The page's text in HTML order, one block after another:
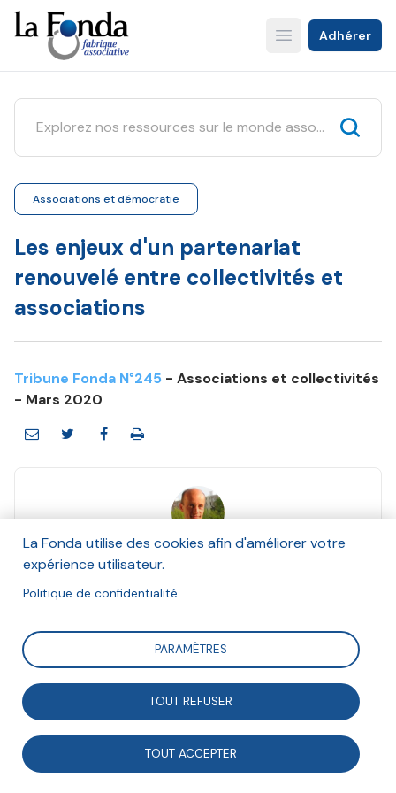
Aller
au
contenu
principal
Open main menu
Adhérer
Associations et démocratie
Les enjeux d'un partenariat
renouvelé entre collectivités et
associations
Tribune Fonda N°245 - Associations et collectivités
- Mars 2020
Pascal Loviconi
Mars 2020
Pistes pour développer et améliorer les relations entre
collectivités et associations.
La Fonda utilise des cookies afin d'améliorer votre
expérience utilisateur.
Politique de confidentialité
PARAMÈTRES
TOUT REFUSER
TOUT ACCEPTER